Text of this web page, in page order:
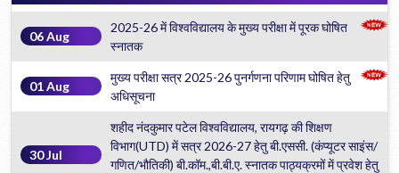
06 Aug
2025-26 में विश्वविद्यालय के मुख्य परीक्षा में पूरक घोषित
स्नातक
01 Aug
मुख्य परीक्षा सत्र 2025-26 पुनर्गणना परिणाम घोषित हेतु
अधिसूचना
30 Jul
शहीद नंदकुमार पटेल विश्वविद्यालय, रायगढ़ की शिक्षण
विभाग(UTD) में सत्र 2026-27 हेतु बी.एससी. (कंप्यूटर साइंस/
गणित/भौतिकी) बी.कॉम.,बी.बी.ए. स्नातक पाठ्यक्रमों में प्रवेश हेतु